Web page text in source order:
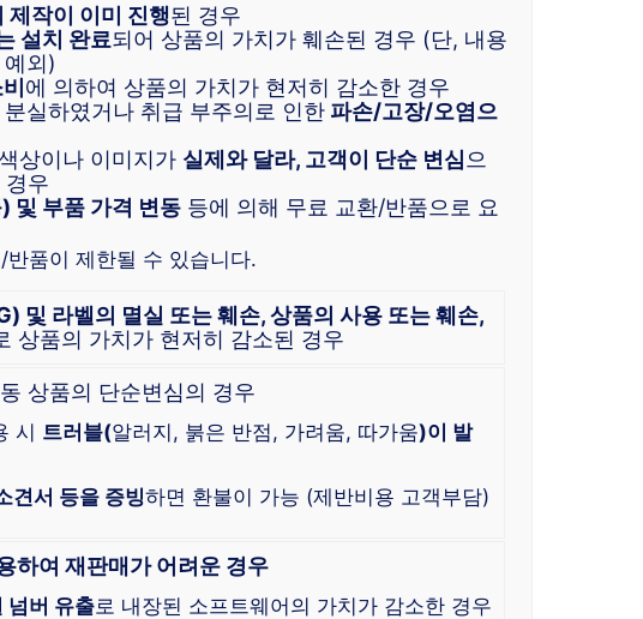
제작이 이미 진행된 경우
설치 완료되어 상품의 가치가 훼손된 경우 (단, 내용
외)
에 의하여 상품의 가치가 현저히 감소한 경우
실하였거나 취급 부주의로 인한 파손/고장/오염으
상이나 이미지가 실제와 달라, 고객이 단순 변심 으
경우
및 부품 가격 변동 등에 의해 무료 교환/반품으로 요
품이 제한될 수 있습니다.
및 라벨의 멸실 또는 훼손, 상품의 사용 또는 훼손,
상품의 가치가 현저히 감소된 경우
상품의 단순변심의 경우
시 트러블(알러지, 붉은 반점, 가려움, 따가움)이 발
견서 등을 증빙하면 환불이 가능 (제반비용 고객부담)
하여 재판매가 어려운 경우
넘버 유출로 내장된 소프트웨어의 가치가 감소한 경우